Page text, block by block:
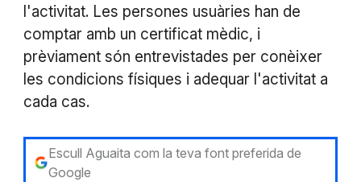
l'activitat. Les persones usuàries han de
comptar amb un certificat mèdic, i
prèviament són entrevistades per conèixer
les condicions físiques i adequar l'activitat a
cada cas.
Escull Aguaita com la teva font preferida de
Google